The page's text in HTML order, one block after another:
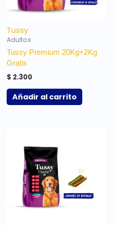
Tussy
Adultos
Tussy Premium 20Kg+2Kg
Gratis
$ 2.300
Añadir al carrito